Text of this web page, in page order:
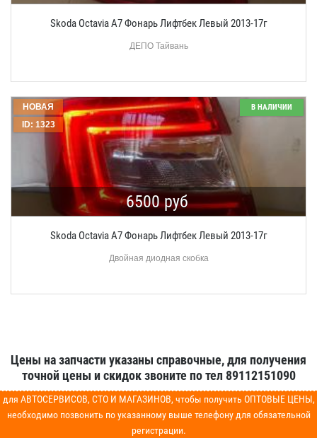
Skoda Octavia A7 Фонарь Лифтбек Левый 2013-17г
ДЕПО Тайвань
Skoda Octavia A7 Фонарь Лифтбек Левый 2013-17г
Двойная диодная скобка
ID: 1323
НОВАЯ
6500 руб
В НАЛИЧИИ
Цены на запчасти указаны справочные, для получения
точной цены и скидок звоните по тел 89112151090
для АВТОСЕРВИСОВ, СТО И МАГАЗИНОВ, чтобы получить ОПТОВЫЕ ЦЕНЫ,
необходимо позвонить по указанному выше телефону для обязательной
регистрации.